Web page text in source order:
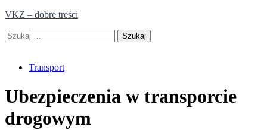
Skip
content
VKZ – dobre treści
Szukaj:
Transport
Ubezpieczenia w transporcie
drogowym